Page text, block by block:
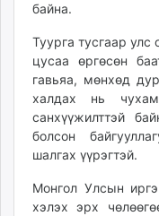
байна.
Туурга тусгаар
цусаа өргөсөн
гавьяа, мөнхөд
халдах нь чухам
санхүүжилттэй
болсон
шалгах үүрэгтэй.
Монгол Улсын
хэлэх эрх